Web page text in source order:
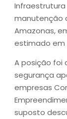
manutenção
Amazonas,
estimado em
A posição foi
segurança
empresas
suposto